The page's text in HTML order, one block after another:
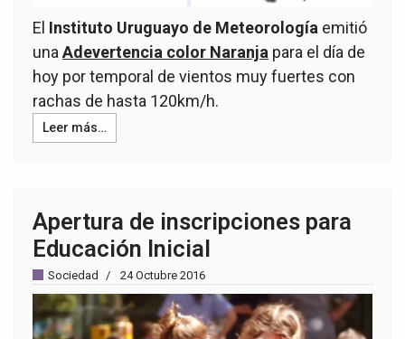
El Instituto Uruguayo de Meteorología emitió
una Adevertencia color Naranja para el día de
hoy por temporal de vientos muy fuertes con
rachas de hasta 120km/h.
Leer más…
Apertura de inscripciones para
Educación Inicial
Sociedad 24 Octubre 2016